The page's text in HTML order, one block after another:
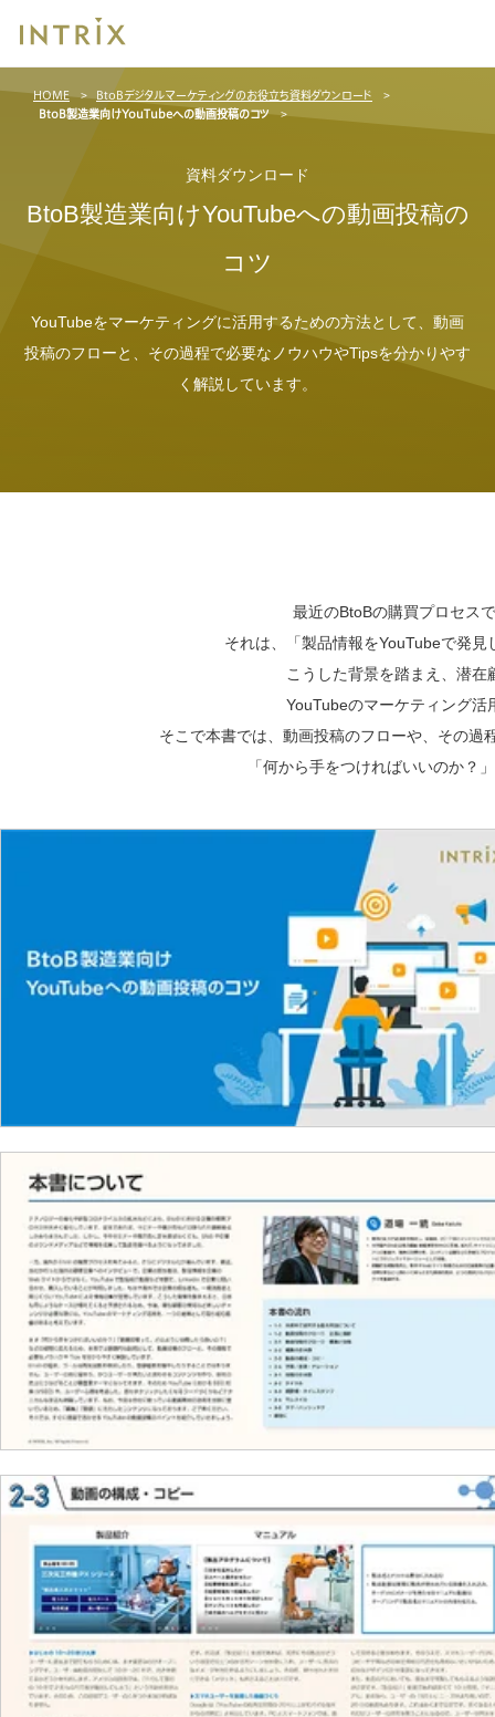
ブ
レッ
HOME
BtoBデジタルマーケティングのお役立ち資料ダウンロード
BtoB製造業向けYouTubeへの動画投稿のコツ
資料ダウンロード
BtoB製造業向けYouTubeへの動画投稿の
コツ
YouTubeをマーケティングに活用するための方法として、動画
投稿のフローと、その過程で必要なノウハウやTipsを分かりやす
く解説しています。
最近のBtoBの購買プロセス
それは、「製品情報をYouTubeで発
こうした背景を踏まえ、潜
YouTubeのマーケティング
そこで本書では、動画投稿のフローや、その
「何から手をつければいいのか？